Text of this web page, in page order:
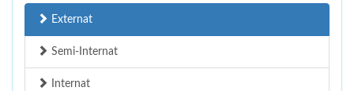
Externat
Semi-Internat
Internat